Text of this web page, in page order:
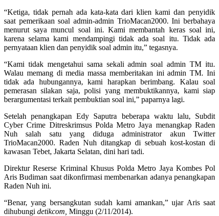
“Ketiga, tidak pernah ada kata-kata dari klien kami dan penyidik
saat pemerikaan soal admin-admin TrioMacan2000. Ini berbahaya
menurut saya muncul soal ini. Kami membantah keras soal ini,
karena selama kami mendampingi tidak ada soal itu. Tidak ada
pernyataan klien dan penyidik soal admin itu,” tegasnya.
“Kami tidak mengetahui sama sekali admin soal admin TM itu.
Walau memang di media massa memberitakan ini admin TM. Ini
tidak ada hubungannya, kami harapkan berimbang. Kalau soal
pemerasan silakan saja, polisi yang membuktikannya, kami siap
berargumentasi terkait pembuktian soal ini,” paparnya lagi.
Setelah penangkapan Edy Saputra beberapa waktu lalu, Subdit
Cyber Crime Ditreskrimsus Polda Metro Jaya menangkap Raden
Nuh salah satu yang diduga administrator akun Twitter
TrioMacan2000. Raden Nuh ditangkap di sebuah kost-kostan di
kawasan Tebet, Jakarta Selatan, dini hari tadi.
Direktur Reserse Kriminal Khusus Polda Metro Jaya Kombes Pol
Aris Budiman saat dikonfirmasi membenarkan adanya penangkapan
Raden Nuh ini.
“Benar, yang bersangkutan sudah kami amankan,” ujar Aris saat
dihubungi detikcom, Minggu (2/11/2014).